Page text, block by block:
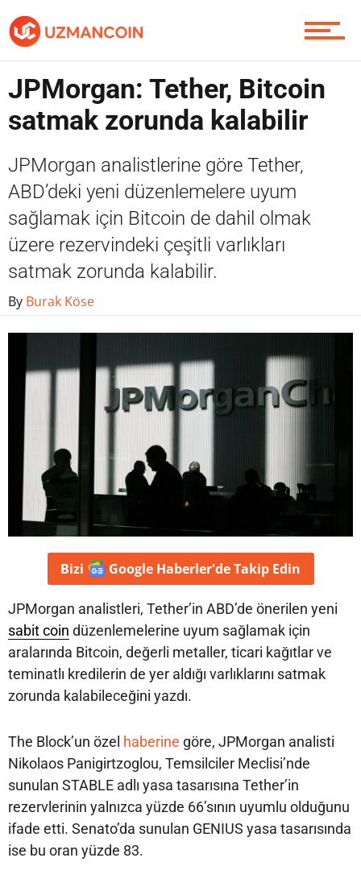
Piyasa
Contact / İletişim
JPMorgan: Tether, Bitcoin
satmak zorunda kalabilir
JPMorgan analistlerine göre Tether,
ABD’deki yeni düzenlemelere uyum
sağlamak için Bitcoin de dahil olmak
üzere rezervindeki çeşitli varlıkları
satmak zorunda kalabilir.
By Burak Köse
Bizi Google Haberler'deTakip Edin
JPMorgan analistleri, Tether’in ABD’de önerilen yeni
sabit coin düzenlemelerine uyum sağlamak için
aralarında Bitcoin, değerli metaller, ticari kağıtlar ve
teminatlı kredilerin de yer aldığı varlıklarını satmak
zorunda kalabileceğini yazdı.
The Block’un özel haberine göre, JPMorgan analisti
Nikolaos Panigirtzoglou, Temsilciler Meclisi’nde
sunulan STABLE adlı yasa tasarısına Tether’in
rezervlerinin yalnızca yüzde 66’sının uyumlu olduğunu
ifade etti. Senato’da sunulan GENIUS yasa tasarısında
ise bu oran yüzde 83.